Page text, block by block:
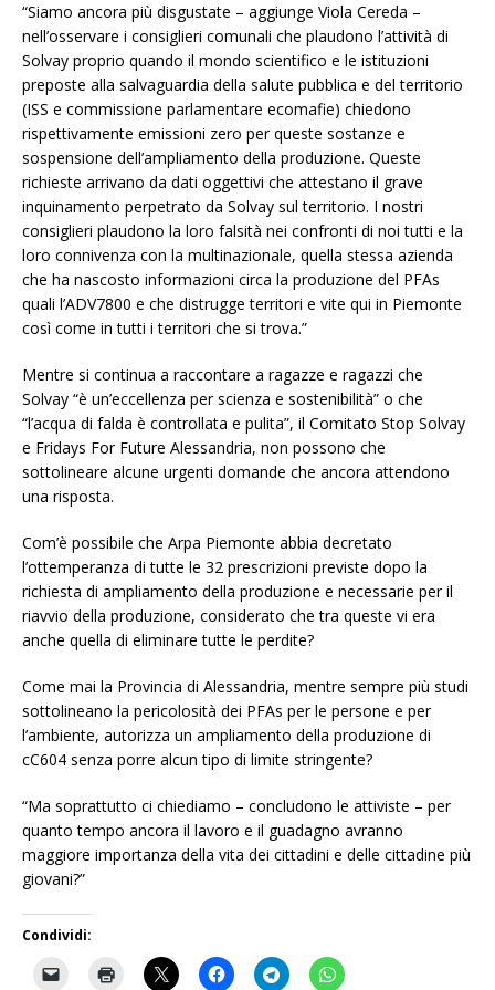
“Siamo ancora più disgustate – aggiunge Viola Cereda –
nell’osservare i consiglieri comunali che plaudono l’attività di
Solvay proprio quando il mondo scientifico e le istituzioni
preposte alla salvaguardia della salute pubblica e del territorio
(ISS e commissione parlamentare ecomafie) chiedono
rispettivamente emissioni zero per queste sostanze e
sospensione dell’ampliamento della produzione. Queste
richieste arrivano da dati oggettivi che attestano il grave
inquinamento perpetrato da Solvay sul territorio. I nostri
consiglieri plaudono la loro falsità nei confronti di noi tutti e la
loro connivenza con la multinazionale, quella stessa azienda
che ha nascosto informazioni circa la produzione del PFAs
quali l’ADV7800 e che distrugge territori e vite qui in Piemonte
così come in tutti i territori che si trova.”
Mentre si continua a raccontare a ragazze e ragazzi che
Solvay “è un’eccellenza per scienza e sostenibilità” o che
“l’acqua di falda è controllata e pulita”, il Comitato Stop Solvay
e Fridays For Future Alessandria, non possono che
sottolineare alcune urgenti domande che ancora attendono
una risposta.
Com’è possibile che Arpa Piemonte abbia decretato
l’ottemperanza di tutte le 32 prescrizioni previste dopo la
richiesta di ampliamento della produzione e necessarie per il
riavvio della produzione, considerato che tra queste vi era
anche quella di eliminare tutte le perdite?
Come mai la Provincia di Alessandria, mentre sempre più studi
sottolineano la pericolosità dei PFAs per le persone e per
l’ambiente, autorizza un ampliamento della produzione di
cC604 senza porre alcun tipo di limite stringente?
“Ma soprattutto ci chiediamo – concludono le attiviste – per
quanto tempo ancora il lavoro e il guadagno avranno
maggiore importanza della vita dei cittadini e delle cittadine più
giovani?”
Condividi: